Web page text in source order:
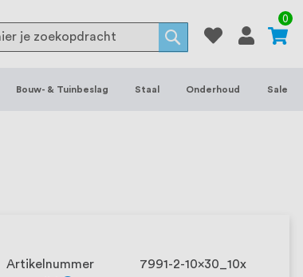
en buitenhuis, waaronder
assortiment van
Al sinds onze oprichting
het verschil maakt.
Search
0
Bouw- & Tuinbeslag Staal Onderhoud Sale
Artikelnummer
7991-2-10x30_10x